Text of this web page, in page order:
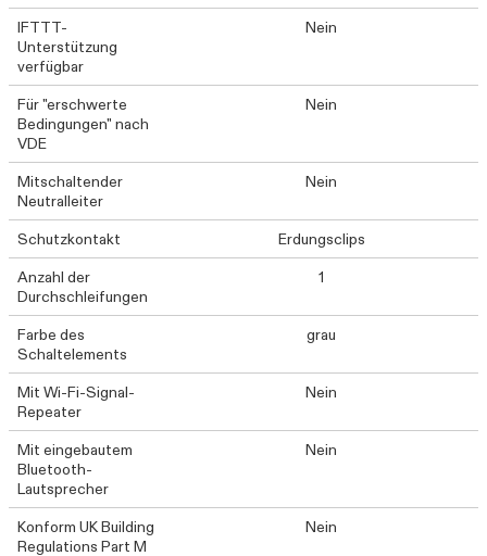
IFTTT-
Unterstützung
verfügbar
Nein
Für "erschwerte
Bedingungen" nach
VDE
Nein
Mitschaltender
Neutralleiter
Nein
Schutzkontakt
Erdungsclips
Anzahl der
Durchschleifungen
1
Farbe des
Schaltelements
grau
Mit Wi-Fi-Signal-
Repeater
Nein
Mit eingebautem
Bluetooth-
Lautsprecher
Nein
Konform UK Building
Regulations Part M
Nein